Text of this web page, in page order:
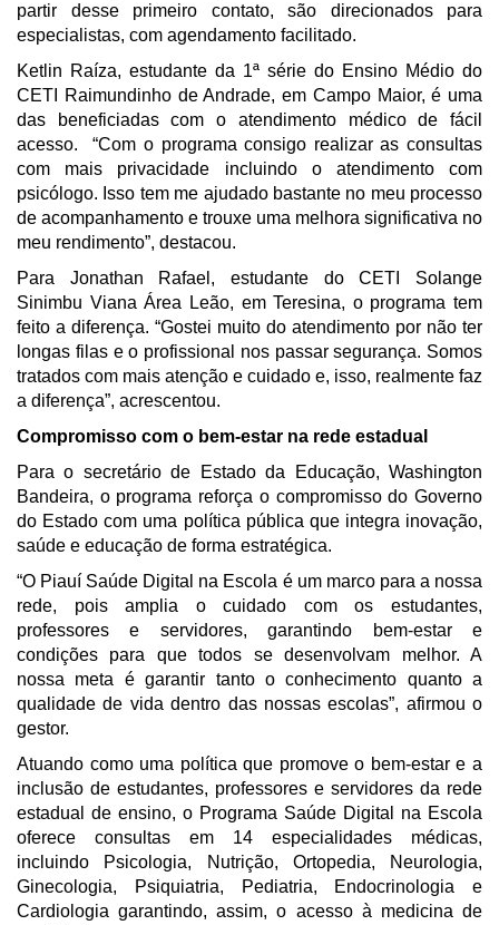
partir desse primeiro contato, são direcionados para
especialistas, com agendamento facilitado.
Ketlin Raíza, estudante da 1ª série do Ensino Médio do
CETI Raimundinho de Andrade, em Campo Maior, é uma
das beneficiadas com o atendimento médico de fácil
acesso. “Com o programa consigo realizar as consultas
com mais privacidade incluindo o atendimento com
psicólogo. Isso tem me ajudado bastante no meu processo
de acompanhamento e trouxe uma melhora significativa no
meu rendimento”, destacou.
Para Jonathan Rafael, estudante do CETI Solange
Sinimbu Viana Área Leão, em Teresina, o programa tem
feito a diferença. “Gostei muito do atendimento por não ter
longas filas e o profissional nos passar segurança. Somos
tratados com mais atenção e cuidado e, isso, realmente faz
a diferença”, acrescentou.
Compromisso com o bem-estar na rede estadual
Para o secretário de Estado da Educação, Washington
Bandeira, o programa reforça o compromisso do Governo
do Estado com uma política pública que integra inovação,
saúde e educação de forma estratégica.
“O Piauí Saúde Digital na Escola é um marco para a nossa
rede, pois amplia o cuidado com os estudantes,
professores e servidores, garantindo bem-estar e
condições para que todos se desenvolvam melhor. A
nossa meta é garantir tanto o conhecimento quanto a
qualidade de vida dentro das nossas escolas”, afirmou o
gestor.
Atuando como uma política que promove o bem-estar e a
inclusão de estudantes, professores e servidores da rede
estadual de ensino, o Programa Saúde Digital na Escola
oferece consultas em 14 especialidades médicas,
incluindo Psicologia, Nutrição, Ortopedia, Neurologia,
Ginecologia, Psiquiatria, Pediatria, Endocrinologia e
Cardiologia garantindo, assim, o acesso à medicina de